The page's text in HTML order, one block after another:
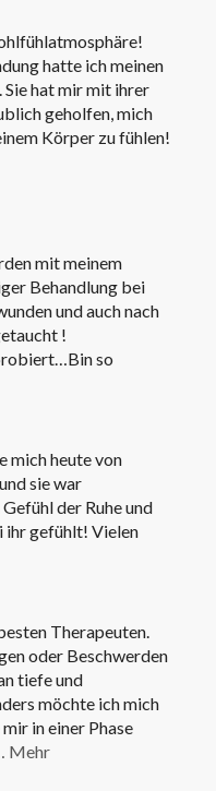
hatte ich meinen
Sie hat mir mit ihrer
geholfen, mich
Körper zu fühlen!
mit meinem
Behandlung bei
und auch nach
!
so
mich heute von
sie war
der Ruhe und
ihr gefühlt! Vielen
Therapeuten.
oder Beschwerden
tiefe und
möchte ich mich
in einer Phase
Mehr